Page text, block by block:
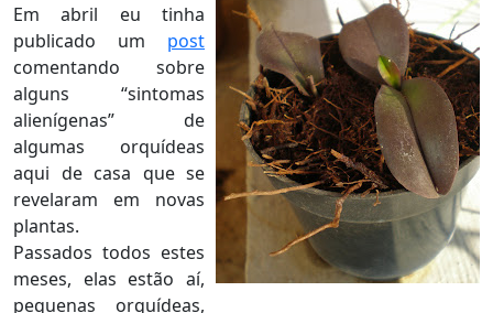
Em abril eu tinha
publicado um post
comentando sobre
alguns “sintomas
alienígenas” de
algumas orquídeas
aqui de casa que se
revelaram em novas
plantas.
Passados todos estes
meses, elas estão aí,
pequenas orquídeas,